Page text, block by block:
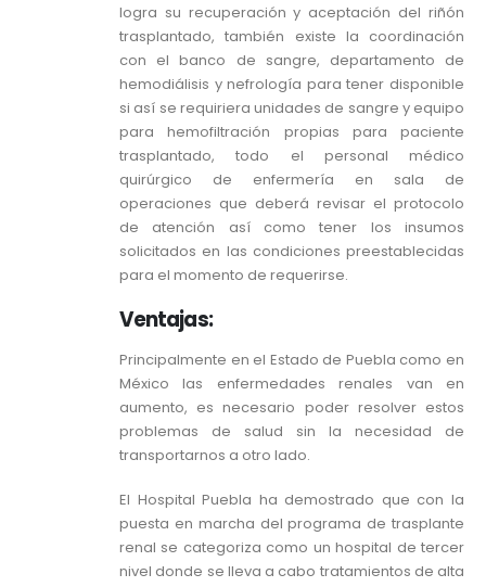
logra su recuperación y aceptación del riñón
trasplantado, también existe la coordinación
con el banco de sangre, departamento de
hemodiálisis y nefrología para tener disponible
si así se requiriera unidades de sangre y equipo
para hemofiltración propias para paciente
trasplantado, todo el personal médico
quirúrgico de enfermería en sala de
operaciones que deberá revisar el protocolo
de atención así como tener los insumos
solicitados en las condiciones preestablecidas
para el momento de requerirse.
Ventajas:
Principalmente en el Estado de Puebla como en
México las enfermedades renales van en
aumento, es necesario poder resolver estos
problemas de salud sin la necesidad de
transportarnos a otro lado.
El Hospital Puebla ha demostrado que con la
puesta en marcha del programa de trasplante
renal se categoriza como un hospital de tercer
nivel donde se lleva a cabo tratamientos de alta